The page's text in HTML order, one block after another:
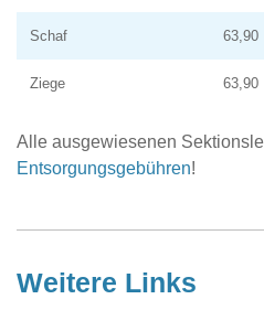
Schaf 63,90
Ziege 63,90
Alle ausgewiesenen
Entsorgungsgebühren!
Weitere Links